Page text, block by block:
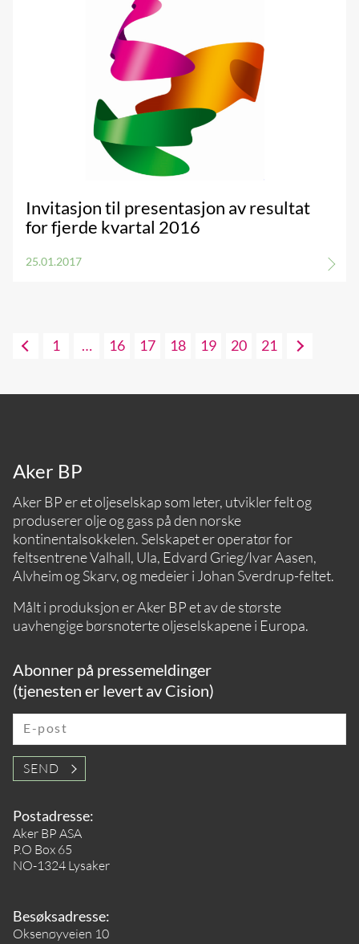
Invitasjon til presentasjon av resultat
for fjerde kvartal 2016
25.01.2017
1 … 16 17 18 19 20 21
Aker BP
Aker BP er et oljeselskap som leter, utvikler felt og
produserer olje og gass på den norske
kontinentalsokkelen. Selskapet er operatør for
feltsentrene Valhall, Ula, Edvard Grieg/Ivar Aasen,
Alvheim og Skarv, og medeier i Johan Sverdrup-feltet.
Målt i produksjon er Aker BP et av de største
uavhengige børsnoterte oljeselskapene i Europa.
Abonner på pressemeldinger
(tjenesten er levert av Cision)
E-post
SEND
Postadresse:
Aker BP ASA
P.O Box 65
NO-1324 Lysaker
Besøksadresse:
Oksenøyveien 10